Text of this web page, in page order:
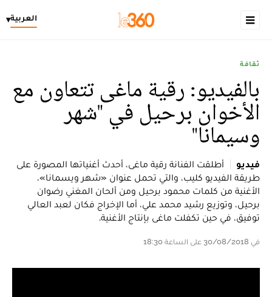
العربية▾
ثقافة
بالفيديو: رقية ماغى تتعاون مع
الأخوان برحيل في "شهر
وسيمانا"
فيديو
أطلقت الفنانة رقية ماغى، أحدث أغنياتها المصورة على
طريقة الفيديو كليب، والتي تحمل عنوان «شهر ويسمانا»،
الأغنية من كلمات محمود برحيل ومن ألحان المغني رضوان
برحيل، وتوزيع رشيد محمد علي، أما الإخراج فكان لعبد العالي
توفيق، في حين تكفلت ماغى بإنتاج الأغنية.
في 30/08/2018 على الساعة 18:30